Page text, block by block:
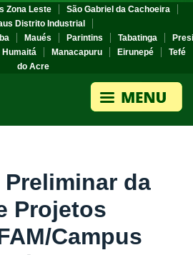
Zona Leste
São Gabriel da Cachoeira
Distrito Industrial
Maués Parintins Tabatinga
Humaitá Manacapuru Eirunepé
Tefé
do Acre
da
Projetos
Campus